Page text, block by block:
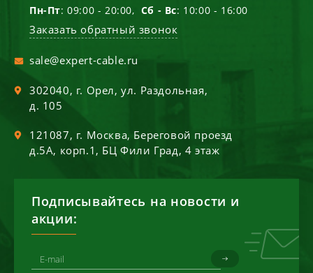
Пн-Пт: 09:00 - 20:00, Сб - Вс: 10:00 - 16:00
Заказать обратный звонок
sale@expert-cable.ru
302040, г. Орел,ул. Раздольная,
д. 105
121087, г. Москва, Береговой проезд
д.5А, корп.1, БЦ Фили Град, 4 этаж
Подписывайтесь на новости и
акции: